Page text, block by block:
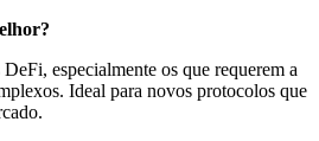
especialmente os que requerem a
Ideal para novos protocolos que